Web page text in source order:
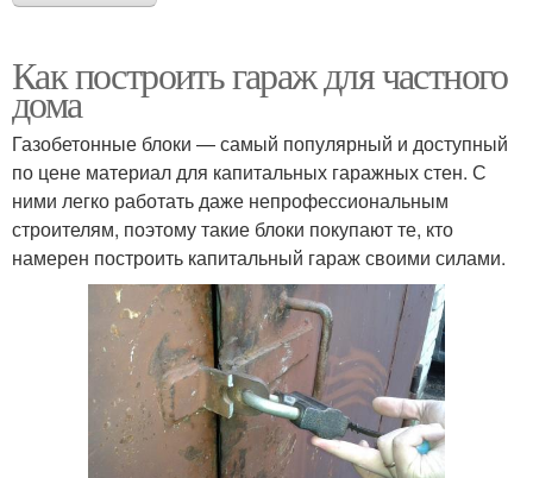
Как построить гараж для частного
дома
Газобетонные блоки — самый популярный и доступный
по цене материал для капитальных гаражных стен. С
ними легко работать даже непрофессиональным
строителям, поэтому такие блоки покупают те, кто
намерен построить капитальный гараж своими силами.